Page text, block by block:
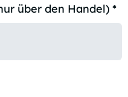
über den Handel) *